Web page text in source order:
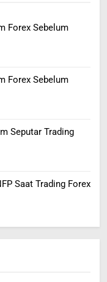
Forex Sebelum
Forex Sebelum
Seputar Trading
Saat Trading Forex